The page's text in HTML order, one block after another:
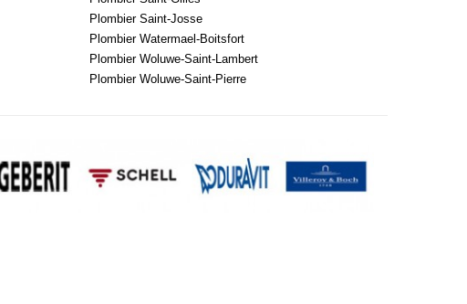
Plombier Saint-Josse
Plombier Watermael-Boitsfort
Plombier Woluwe-Saint-Lambert
Plombier Woluwe-Saint-Pierre